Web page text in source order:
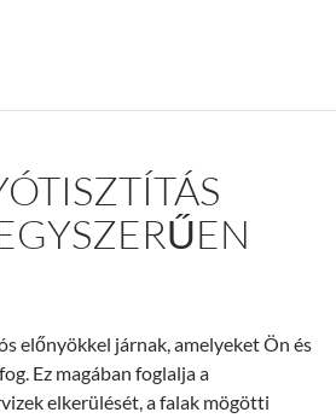
előnyökkel járnak, amelyeket Ön és
Ez magában foglalja a
elkerülését, a falak mögötti